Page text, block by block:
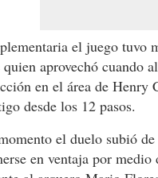
el juego tuvo
aprovechó cuando
en el área de
desde los 12 pasos.
el duelo subió
en ventaja por